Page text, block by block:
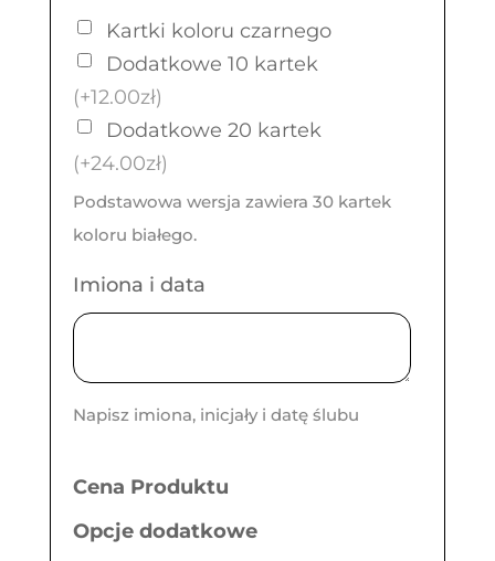
Kartki koloru czarnego
Dodatkowe 10 kartek
(+12.00zł)
Dodatkowe 20 kartek
(+24.00zł)
Podstawowa wersja zawiera 30 kartek
koloru białego.
Imiona i data
Napisz imiona, inicjały i datę ślubu
Cena Produktu
Opcje dodatkowe